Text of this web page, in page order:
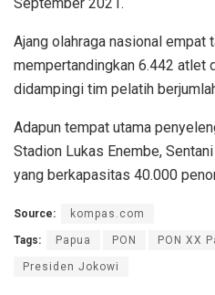
Ajang olahraga nasional empat
mempertandingkan 6.442 atlet
didampingi tim pelatih
Adapun tempat utama
Stadion Lukas Enembe,
yang berkapasitas 40.000
Source: kompas.com
Tags: Papua PON PON XX
Presiden Jokowi